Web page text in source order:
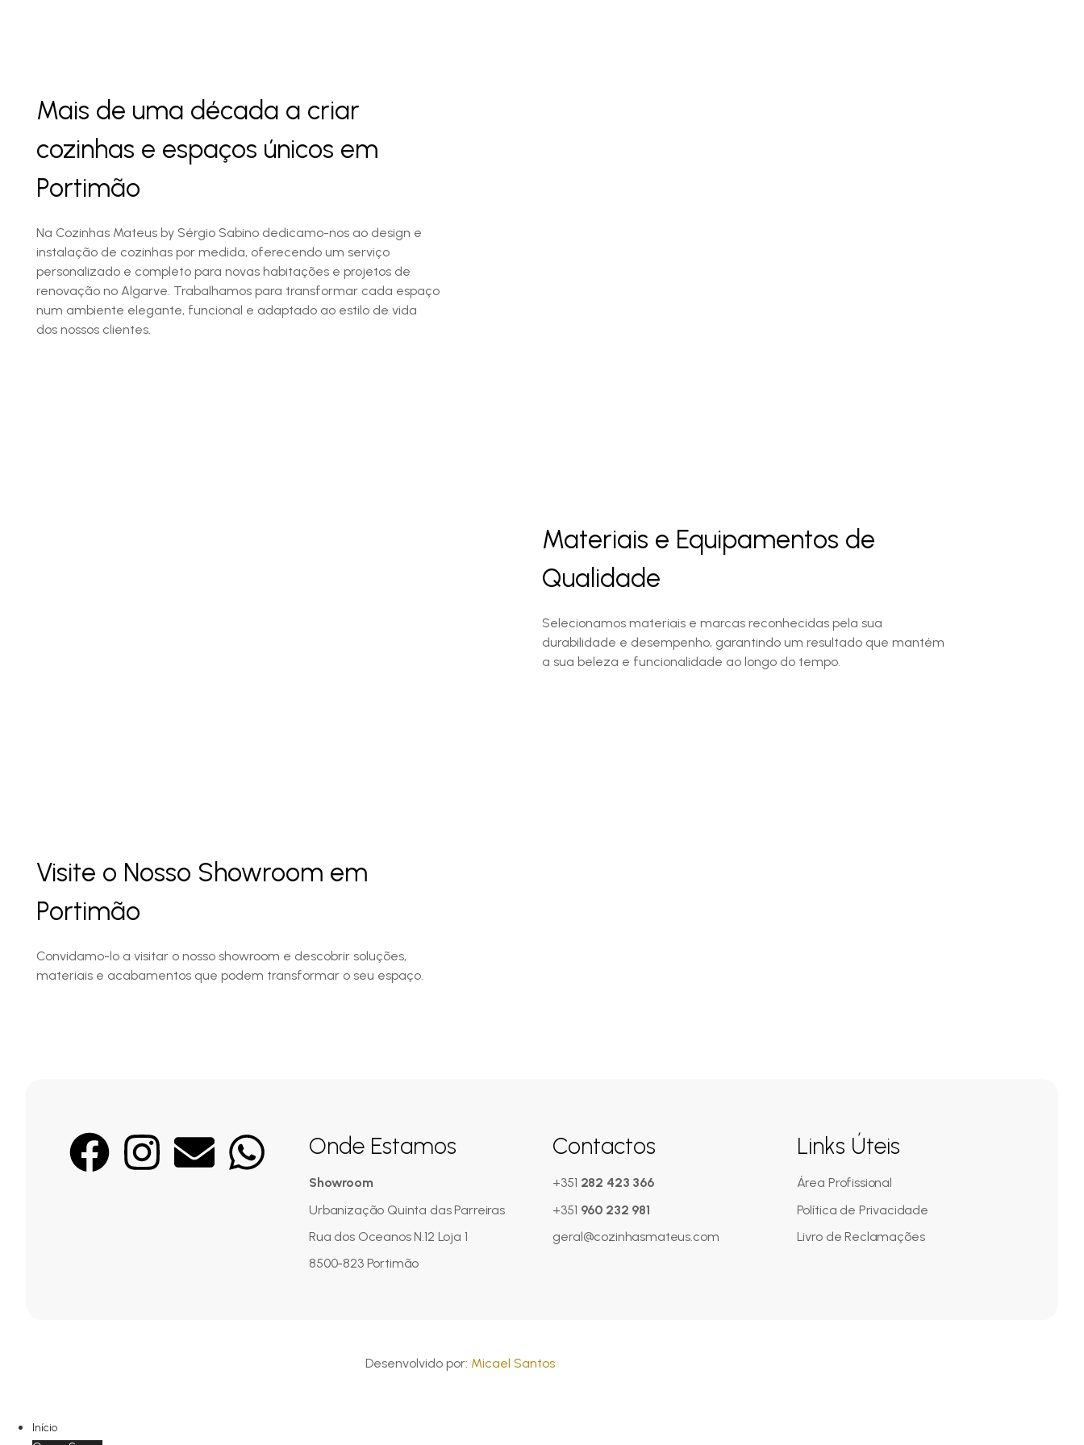
Mais de uma década a criar
cozinhas e espaços únicos em
Portimão
Na Cozinhas Mateus by Sérgio Sabino dedicamo-nos ao design e
instalação de cozinhas por medida, oferecendo um serviço
personalizado e completo para novas habitações e projetos de
renovação no Algarve. Trabalhamos para transformar cada espaço
num ambiente elegante, funcional e adaptado ao estilo de vida
dos nossos clientes.
Materiais e Equipamentos de
Qualidade
Selecionamos materiais e marcas reconhecidas pela sua
durabilidade e desempenho, garantindo um resultado que mantém
a sua beleza e funcionalidade ao longo do tempo.
Visite o Nosso Showroom em
Portimão
Convidamo-lo a visitar o nosso showroom e descobrir soluções,
materiais e acabamentos que podem transformar o seu espaço.
Onde Estamos
Showroom
Urbanização Quinta das Parreiras
Rua dos Oceanos N.12 Loja 1
8500-823 Portimão
Contactos
+351 282 423 366
+351 960 232 981
geral@cozinhasmateus.com
Links Úteis
Área Profissional
Política de Privacidade
Livro de Reclamações
Desenvolvido por: Micael Santos
Início